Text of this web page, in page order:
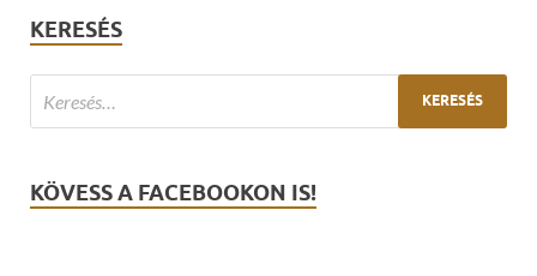
KERESÉS
KÖVESS A FACEBOOKON IS!